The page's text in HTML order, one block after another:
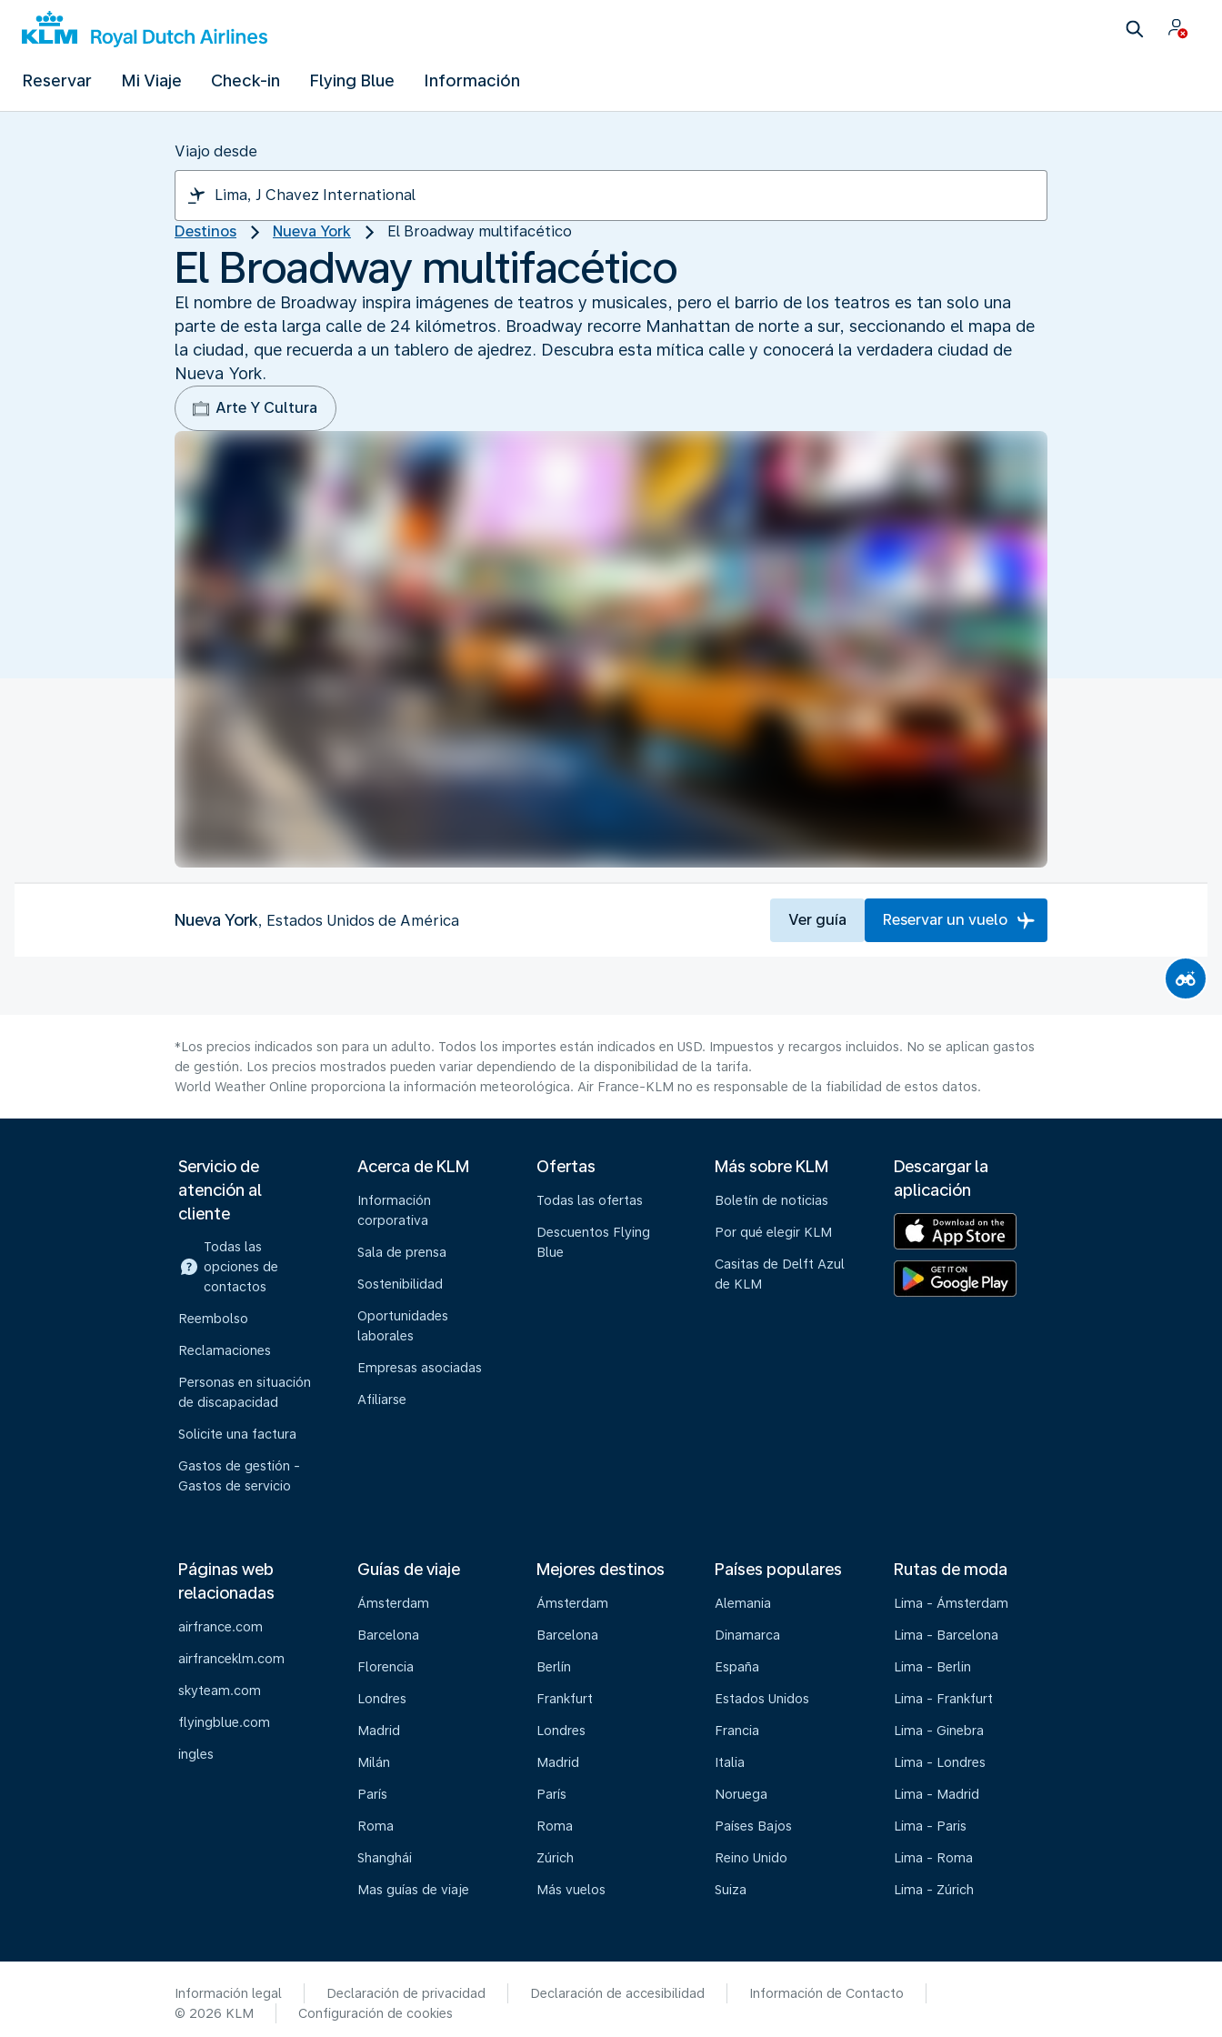
Reservar Mi Viaje Check-in Flying Blue Información
Viajo desde
Destinos Nueva York El Broadway multifacético
El Broadway multifacético
El nombre de Broadway inspira imágenes de teatros y musicales, pero el barrio de los teatros es tan solo una
parte de esta larga calle de 24 kilómetros. Broadway recorre Manhattan de norte a sur, seccionando el mapa de
la ciudad, que recuerda a un tablero de ajedrez. Descubra esta mítica calle y conocerá la verdadera ciudad de
Nueva York.
Arte Y Cultura
Nueva York, Estados Unidos de América Ver guía Reservar un vuelo
*Los precios indicados son para un adulto. Todos los importes están indicados en USD. Impuestos y recargos incluidos. No se aplican gastos
de gestión. Los precios mostrados pueden variar dependiendo de la disponibilidad de la tarifa.
World Weather Online proporciona la información meteorológica. Air France-KLM no es responsable de la fiabilidad de estos datos.
Servicio de
atención al
cliente
Todas las
opciones de
contactos
Reembolso
Reclamaciones
Personas en situación
de discapacidad
Solicite una factura
Gastos de gestión -
Gastos de servicio
Acerca de KLM
Información
corporativa
Sala de prensa
Sostenibilidad
Oportunidades
laborales
Empresas asociadas
Afiliarse
Ofertas
Todas las ofertas
Descuentos Flying
Blue
Más sobre KLM
Boletín de noticias
Por qué elegir KLM
Casitas de Delft Azul
de KLM
Descargar la
aplicación
Páginas web
relacionadas
airfrance.com
airfranceklm.com
skyteam.com
flyingblue.com
ingles
Guías de viaje
Ámsterdam
Barcelona
Florencia
Londres
Madrid
Milán
París
Roma
Shanghái
Mas guías de viaje
Mejores destinos
Ámsterdam
Barcelona
Berlín
Frankfurt
Londres
Madrid
París
Roma
Zúrich
Más vuelos
Países populares
Alemania
Dinamarca
España
Estados Unidos
Francia
Italia
Noruega
Países Bajos
Reino Unido
Suiza
Rutas de moda
Lima - Ámsterdam
Lima - Barcelona
Lima - Berlin
Lima - Frankfurt
Lima - Ginebra
Lima - Londres
Lima - Madrid
Lima - Paris
Lima - Roma
Lima - Zúrich
Información legal Declaración de privacidad Declaración de accesibilidad
Información de Contacto
© 2026 KLM
Configuración de cookies